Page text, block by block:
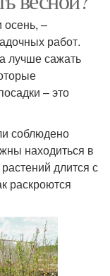
осень, –
работ.
лучше сажать
– это
соблюдено
находиться в
длится с
раскроются